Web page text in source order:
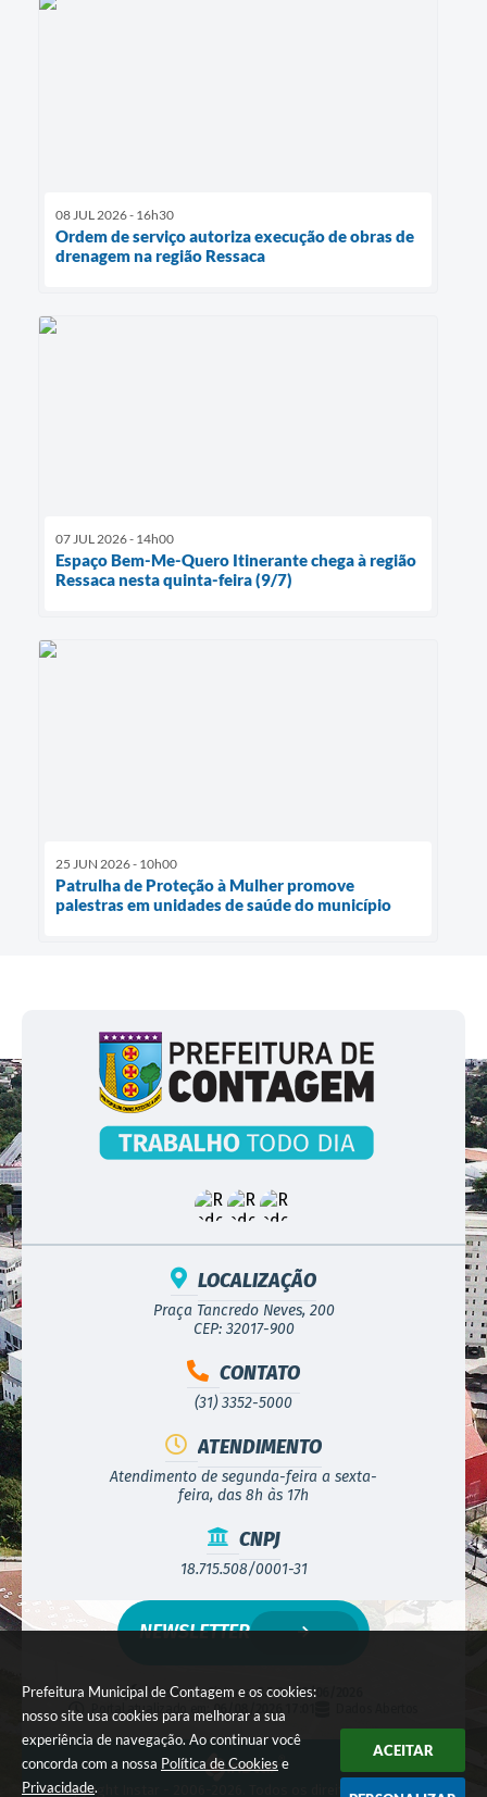
Prefeitura Municipal de Contagem e os cookies:
nosso site usa cookies para melhorar a sua
experiência de navegação. Ao continuar você
concorda com a nossa Política de Cookies e
Privacidade.
ACEITAR
08 JUL 2026 - 16h30
Ordem de serviço autoriza execução de obras de
drenagem na região Ressaca
07 JUL 2026 - 14h00
Espaço Bem-Me-Quero Itinerante chega à região
Ressaca nesta quinta-feira (9/7)
25 JUN 2026 - 10h00
Patrulha de Proteção à Mulher promove
palestras em unidades de saúde do município
LOCALIZAÇÃO
Praça Tancredo Neves, 200
CEP: 32017-900
CONTATO
(31) 3352-5000
ATENDIMENTO
Atendimento de segunda-feira a sexta-
feira, das 8h às 17h
CNPJ
18.715.508/0001-31
Versão do Sistema:3.5.3 - 19/06/2026
Portal atualizado em:
06/08/2026 17:01
NEWSLETTER
© Copyright Instar - 2006-2026. Todos os direitos reservados -